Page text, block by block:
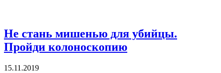
Не стань мишенью для убийцы.
Пройди колоноскопию
15.11.2019